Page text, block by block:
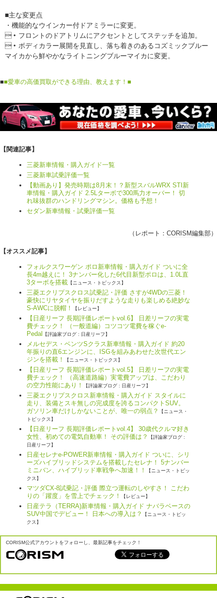
■主な変更点
・機能的なウインカー付ドアミラーに変更。
・フロントのドアトリムにアクセントとしてステッチを追加。
・ボディカラー展開を見直し、落ち着きのあるコズミックブルー
マイカから鮮やかなライトニングブルーマイカに変更。
■■愛車の高価買取ができる理由、教えます！■
【関連記事】
三菱新車情報・購入ガイド一覧
三菱新車試乗評価一覧
【動画あり】発売時期は8月末！？新型スバルWRX STI新
車情報・購入ガイド 2.5Lターボで300馬力オーバー！ 切
れ味抜群のハンドリングマシン。価格も予想！
セダン新車情報・試乗評価一覧
（レポート： CORISM編集部）
【オススメ記事】
フォルクスワーゲン ポロ新車情報・購入ガイド ついに全
長4m越えに！ 3ナンバー化した6代目新型ポロは、1.0L直
3ターボを搭載 【ニュース・トピックス】
三菱エクリプスクロス試乗記・評価 さすが4WDの三菱！
豪快にリヤタイヤを振りだすような走りも楽しめる絶妙な
S-AWCに脱帽！
【レビュー】
【日産リーフ 長期評価レポートvol.6】 日差リーフの実電
費チェック！ （一般道編）コツコツ電費を稼ぐe-
Pedal 【評論家ブログ : 日産リーフ】
メルセデス・ベンツSクラス新車情報・購入ガイド 約20
年振りの直6エンジンに、ISGを組みあわせた次世代エン
ジンを搭載！
【ニュース・トピックス】
【日産リーフ 長期評価レポートvol.5】 日差リーフの実電
費チェック！ （高速道路編）実電費アップは、こだわり
の空力性能にあり！
【評論家ブログ : 日産リーフ】
三菱エクリプスクロス新車情報・購入ガイド スタイルに
走り、装備とスキ無しの完成度を誇るコンパクトSUV。
ガソリン車だけしかないことが、唯一の弱点？
【ニュース・
トピックス】
【日産リーフ 長期評価レポートvol.4】 30歳代クルマ好き
女性、初めての電気自動車！ その評価は？
【評論家ブログ :
日産リーフ】
日産セレナe-POWER新車情報・購入ガイド ついに、シリ
ーズハイブリッドシステムを搭載したセレナ！ 5ナンバー
ミニバン、ハイブリッド車戦争へ加速！！
【ニュース・トピッ
クス】
マツダCX-8試乗記・評価 際立つ運転のしやすさ！ こだわ
りの「躍度」を雪上でチェック！
【レビュー】
日産テラ（TERRA)新車情報・購入ガイド ナバラベースの
SUV中国でデビュー！ 日本への導入は？
【ニュース・トピッ
クス】
CORISM公式アカウントをフォローし、最新記事をチェック！